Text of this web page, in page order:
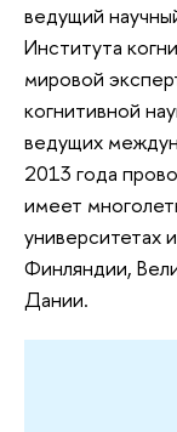
ведущий
Института
мировой
когнитивной
ведущих
2013 года
имеет
университетах
Финляндии,
Дании.